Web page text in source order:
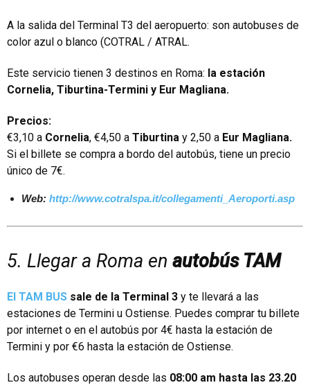
A la salida del Terminal T3 del aeropuerto: son autobuses de
color azul o blanco (COTRAL / ATRAL.
Este servicio tienen 3 destinos en Roma: la estación
Cornelia, Tiburtina-Termini y Eur Magliana.
Precios:
€3,10 a Cornelia, €4,50 a Tiburtina y 2,50 a Eur Magliana.
Si el billete se compra a bordo del autobús, tiene un precio
único de 7€.
Web: http://www.cotralspa.it/collegamenti_Aeroporti.asp
5. Llegar a Roma en autobús TAM
El TAM BUS sale de la Terminal 3 y te llevará a las
estaciones de Termini u Ostiense. Puedes comprar tu billete
por internet o en el autobús por 4€ hasta la estación de
Termini y por €6 hasta la estación de Ostiense.
Los autobuses operan desde las 08:00 am hasta las 23.20